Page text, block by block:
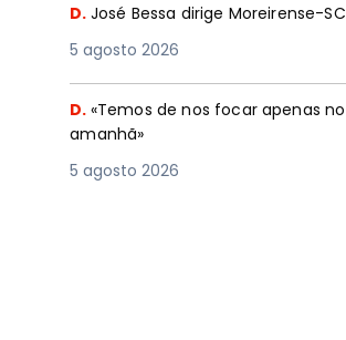
D. José Bessa dirige Moreirense-
5 agosto 2026
D. «Temos de nos focar apenas
amanhã»
5 agosto 2026